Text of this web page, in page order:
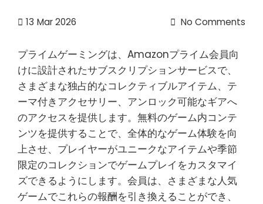
13 Mar 2026 No Comments
プライムゲーミングは、Amazonプライム会員向
けに設計されたサブスクリプションサービスで、
さまざまな独占的なコレクティブルアイテム、テ
ーマ付きアクセサリー、アンロック可能なギアへ
のアクセスを提供します。無料のゲーム内コンテ
ンツを提供することで、全体的なゲーム体験を向
上させ、プレイヤーがユニークなアイテムや季節
限定のコレクションでゲームプレイをカスタマイ
ズできるようにします。会員は、さまざまな人気
ゲームでこれらの報酬を引き換えることができ、